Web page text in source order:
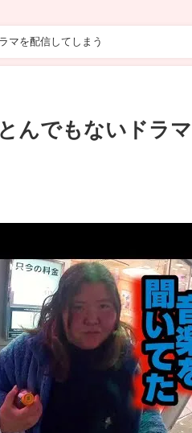
マを配信してしまう
んでもないドラ